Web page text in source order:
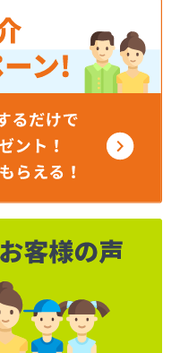
張営業所
ームガス
ス 名古屋西営業所
業所
ンガス
ンガス